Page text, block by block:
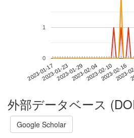
2023-01-172023-01-232023-01-292023-02-042023-02-102023-02-16
2023-
0
1
外部データベース
Google Scholar